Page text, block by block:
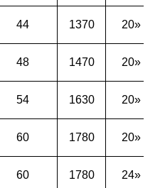
44 1370 20»
48 1470 20»
54 1630 20»
60 1780 20»
60 1780 24»